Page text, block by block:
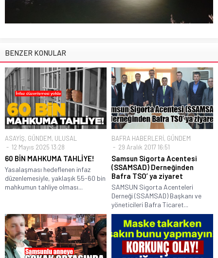
BENZER KONULAR
ASAYİŞ, GÜNDEM, ULUSAL
12 Mayıs 2025 13:28
60 BİN MAHKUMA TAHLİYE!
Yasalaşması hedeflenen infaz
düzenlemesiyle, yaklaşık 55-60 bin
mahkumun tahliye olması...
BAFRA HABERLERİ, GÜNDEM
29 Aralık 2017 16:51
Samsun Sigorta Acentesi
(SSAMSAD) Derneğinden
Bafra TSO’ ya ziyaret
SAMSUN Sigorta Acenteleri
Derneği (SSAMSAD) Başkanı ve
yöneticileri Bafra Ticaret...